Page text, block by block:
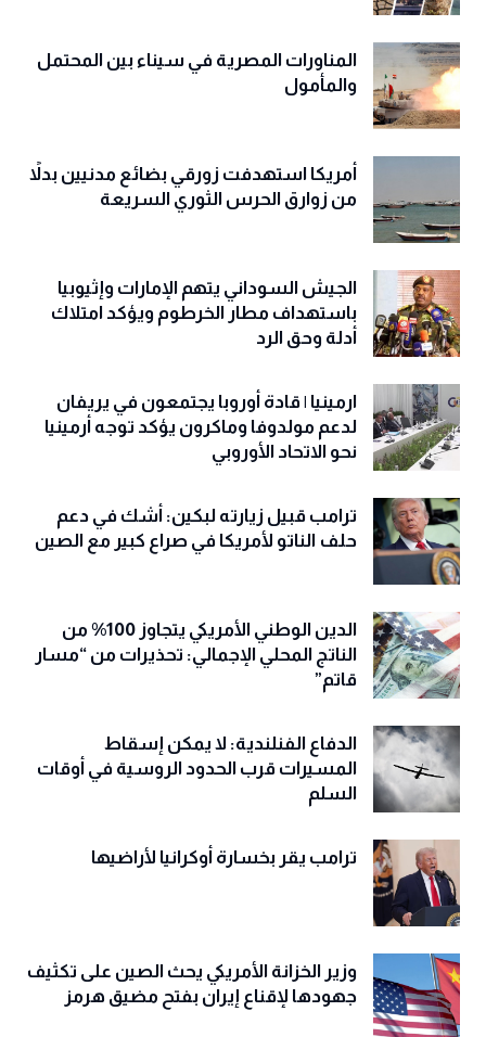
المناورات المصرية في سيناء بين المحتمل
والمأمول
أمريكا استهدفت زورقي بضائع مدنيين بدلاً
من زوارق الحرس الثوري السريعة
الجيش السوداني يتهم الإمارات وإثيوبيا
باستهداف مطار الخرطوم ويؤكد امتلاك
أدلة وحق الرد
ارمينيا | قادة أوروبا يجتمعون في يريفان
لدعم مولدوفا وماكرون يؤكد توجه أرمينيا
نحو الاتحاد الأوروبي
ترامب قبيل زيارته لبكين: أشك في دعم
حلف الناتو لأمريكا في صراع كبير مع الصين
الدين الوطني الأمريكي يتجاوز 100% من
الناتج المحلي الإجمالي: تحذيرات من “مسار
قاتم”
الدفاع الفنلندية: لا يمكن إسقاط
المسيرات قرب الحدود الروسية في أوقات
السلم
ترامب يقر بخسارة أوكرانيا لأراضيها
وزير الخزانة الأمريكي يحث الصين على تكثيف
جهودها لإقناع إيران بفتح مضيق هرمز